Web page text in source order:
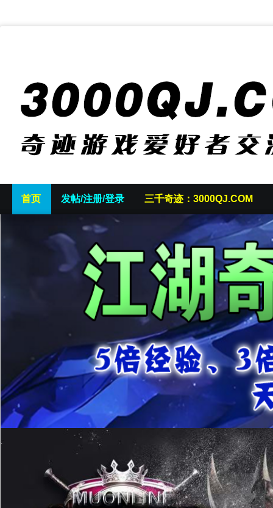
首页 发帖/注册/登录 三千奇迹：3000QJ.COM